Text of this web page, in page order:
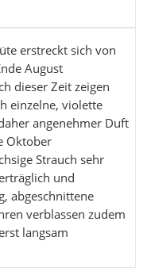
erstreckt sich von
August
dieser Zeit zeigen
einzelne, violette
angenehmer Duft
Oktober
Strauch sehr
und
abgeschnittene
verblassen zudem
langsam